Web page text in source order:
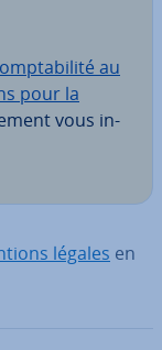
au
pour la
vous in­
légales en